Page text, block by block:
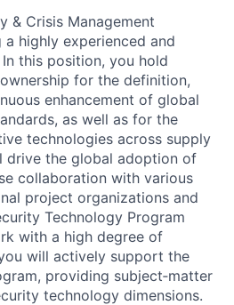
& Crisis Management
highly experienced and
this position, you hold
for the definition,
enhancement of global
as well as for the
technologies across supply
drive the global adoption of
collaboration with various
project organizations and
Technology Program
with a high degree of
will actively support the
providing subject‑matter
technology dimensions.